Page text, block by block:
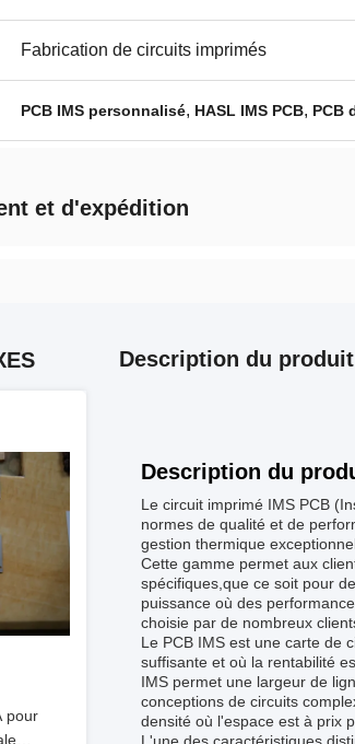
Fabrication de circuits imprimés
PCB IMS personnalisé, HASL IMS PCB, PCB
et d'expédition
pour
Description du produit
Description du
Le circuit imprimé IMS PCB
normes de qualité et de
gestion thermique
Cette gamme permet aux
spécifiques,que ce soit pour
puissance où des
choisie par de nombreux
Le PCB IMS est une carte de
suffisante et où la rentabilité
IMS permet une largeur de
conceptions de circuits
densité où l'espace est à prix